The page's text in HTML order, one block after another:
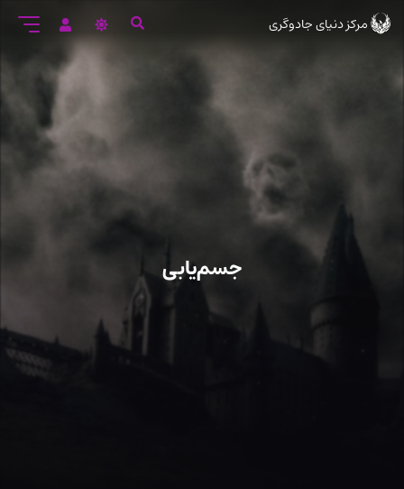
ورود
اصلی
مرکز دنیای جادوگری
جسم‌یابی